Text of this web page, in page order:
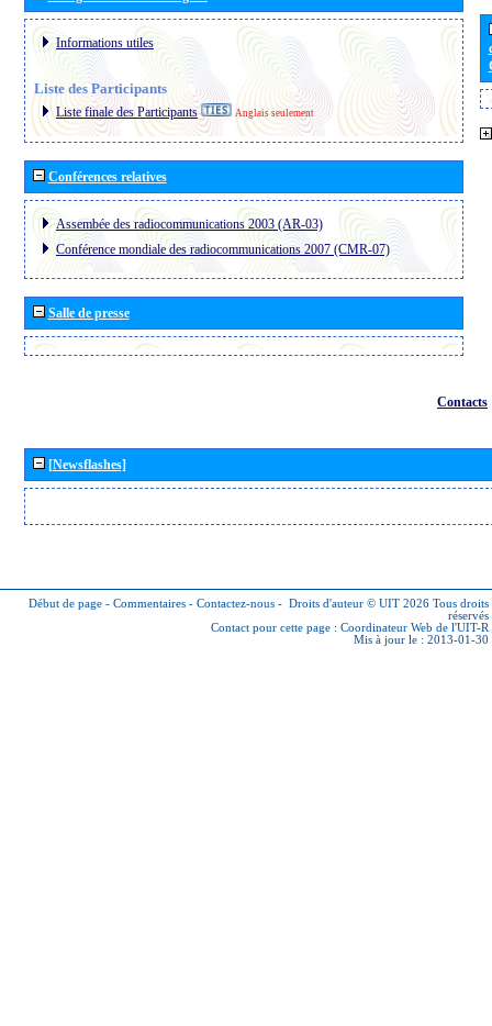
Informations utiles
Liste des Participants
Liste finale des Participants Anglais seulement
Conférences relatives
Assembée des radiocommunications 2003 (AR-03)
Conférence mondiale des radiocommunications 2007 (CMR-07)
Salle de presse
Contacts
[Newsflashes]
Début de page - Commentaires - Contactez-nous - Droits d'auteur © UIT 2026 Tous droits
réservés
Contact pour cette page : Coordinateur Web de l'UIT-R
Mis à jour le : 2013-01-30